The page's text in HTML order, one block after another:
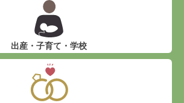
出産・子育て・学校